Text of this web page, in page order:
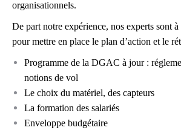
organisationnels.
De part notre expérience, nos experts sont
pour mettre en place le plan d’action et le
Programme de la DGAC à jour :
notions de vol
Le choix du matériel, des capteurs
La formation des salariés
Enveloppe budgétaire